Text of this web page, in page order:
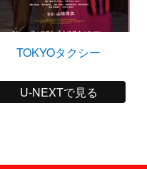
TOKYOタクシー
U-NEXTで見る